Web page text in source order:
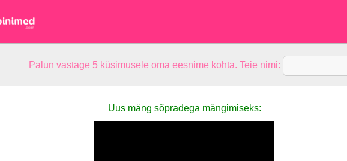
Palun vastage 5 küsimusele oma eesnime kohta. Teie nimi:
Uus mäng sõpradega mängimiseks: